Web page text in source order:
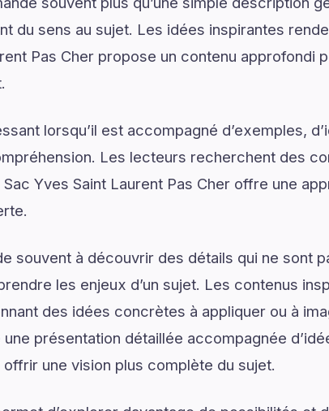
du sens au sujet. Les idées inspirantes
Pas Cher propose un contenu approfondi
lorsqu’il est accompagné d’exemples,
Les lecteurs recherchent des
Yves Saint Laurent Pas Cher offre une
souvent à découvrir des détails qui ne sont
les enjeux d’un sujet. Les contenus
des idées concrètes à appliquer ou à
présentation détaillée accompagnée
une vision plus complète du sujet.